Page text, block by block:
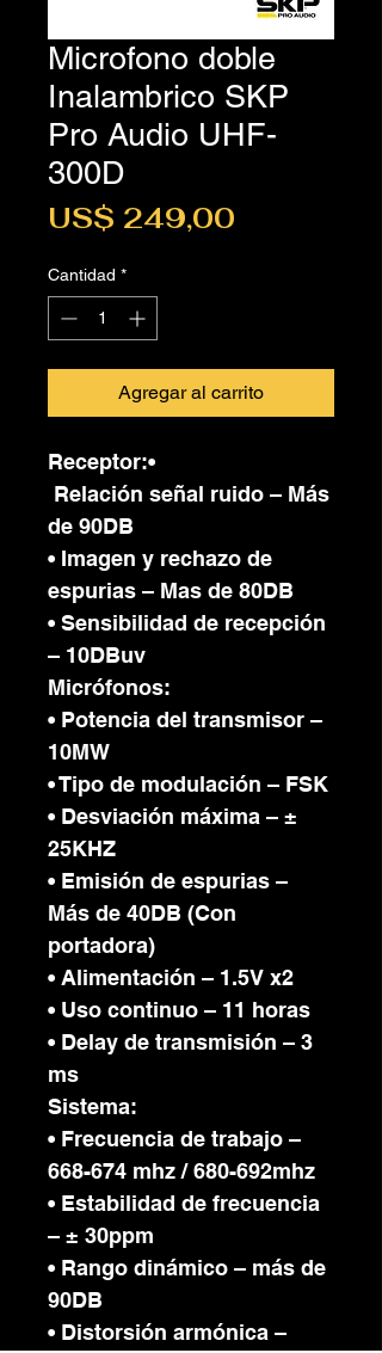
Microfono doble
Inalambrico SKP
Pro Audio UHF-
300D
US$ 249,00
Cantidad *
Agregar al carrito
Receptor:•
Relación señal ruido – Más
de 90DB
• Imagen y rechazo de
espurias – Mas de 80DB
• Sensibilidad de recepción
– 10DBuv
Micrófonos:
• Potencia del transmisor –
10MW
• Tipo de modulación – FSK
• Desviación máxima – ±
25KHZ
• Emisión de espurias –
Más de 40DB (Con
portadora)
• Alimentación – 1.5V x2
• Uso continuo – 11 horas
• Delay de transmisión – 3
ms
Sistema:
• Frecuencia de trabajo –
668-674 mhz / 680-692mhz
• Estabilidad de frecuencia
– ± 30ppm
• Rango dinámico – más de
90DB
• Distorsión armónica –